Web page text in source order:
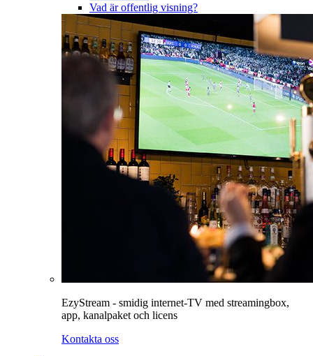
Vad är offentlig visning?
EzyStream - smidig internet-TV med streamingbox,
app, kanalpaket och licens
Kontakta oss